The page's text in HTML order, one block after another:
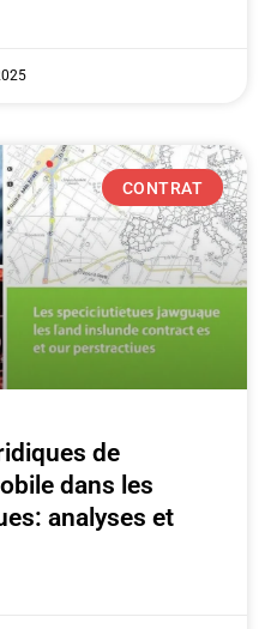
CONTRAT
de
dans les
analyses et